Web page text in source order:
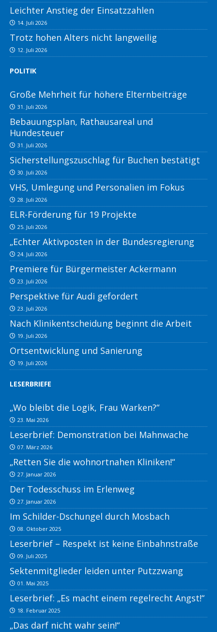
Leichter Anstieg der Einsatzzahlen
14. Juli 2026
Trotz hohen Alters nicht langweilig
12. Juli 2026
POLITIK
Große Mehrheit für höhere Elternbeiträge
31. Juli 2026
Bebauungsplan, Rathausareal und
Hundesteuer
31. Juli 2026
Sicherstellungszuschlag für Buchen bestätigt
30. Juli 2026
VHS, Umlegung und Personalien im Fokus
28. Juli 2026
ELR-Förderung für 19 Projekte
25. Juli 2026
„Echter Aktivposten in der Bundesregierung
24. Juli 2026
Premiere für Bürgermeister Ackermann
23. Juli 2026
Perspektive für Audi gefordert
23. Juli 2026
Nach Klinikentscheidung beginnt die Arbeit
19. Juli 2026
Ortsentwicklung und Sanierung
19. Juli 2026
LESERBRIEFE
„Wo bleibt die Logik, Frau Warken?“
23. Mai 2026
Leserbrief: Demonstration bei Mahnwache
07. März 2026
„Retten Sie die wohnortnahen Kliniken!“
27. Januar 2026
Der Todesschuss im Erlenweg
27. Januar 2026
Im Schilder-Dschungel durch Mosbach
08. Oktober 2025
Leserbrief – Respekt ist keine Einbahnstraße
09. Juli 2025
Sektenmitglieder leiden unter Putzzwang
01. Mai 2025
Leserbrief: „Es macht einem regelrecht Angst!“
18. Februar 2025
„Das darf nicht wahr sein!“